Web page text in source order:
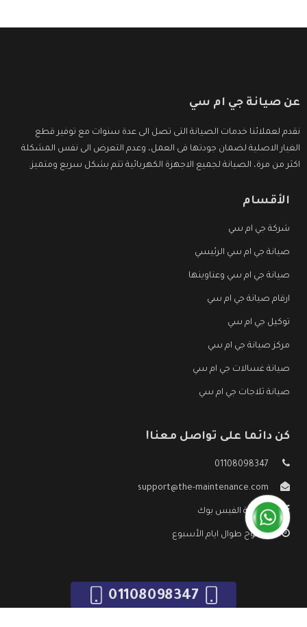
عن صيانة جي ام سي
نقدم لعملائنا خدمات الصيانة التى تصل الى عدة سنوات مع توفير قطع
الغيار الاصلية لضمان جودتها فى العمل، وعدم التعرض الى نفس المشكلة
اكثر من مرة، الصيانة لجميع الاجهزة الكهربائية تتم بشكل سريع ومتميز.
الأقسام
شركة جي ام سي
صيانة جي ام سي الرئيسي
صيانة جي ام سي وعناوينها
ارقام صيانة جي ام سي
توكيل جي ام سي
مركز صيانة جي ام سي
صيانة غسالات جي ام سي
صيانة ثلاجات جي ام سي
كن دائما على تواصل معنا!
01108098347
support@the-maintenance.com
صفحة الفيس بوك
مفتوح طوال ايام الأسبوع
01108098347